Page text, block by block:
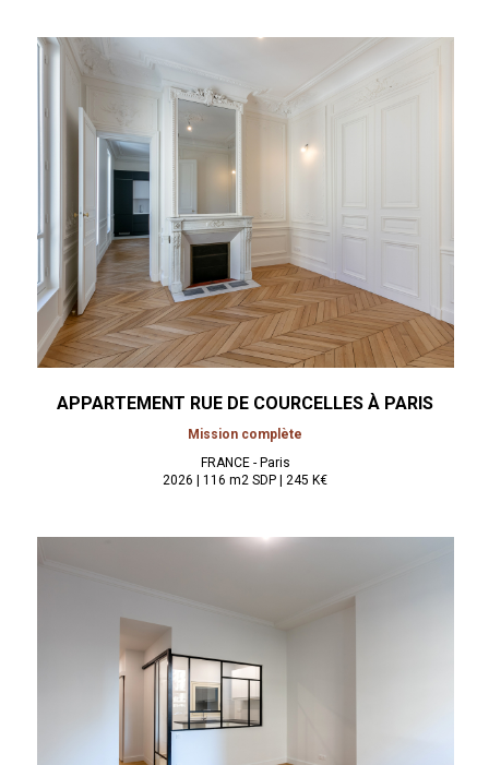
APPARTEMENT RUE DE COURCELLES À PARIS
Mission complète
FRANCE - Paris
2026 | 116 m2 SDP | 245 K€